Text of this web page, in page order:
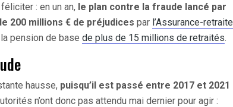
: en un an, le plan contre la fraude lancé par
200 millions € de préjudices par l’Assurance-retraite
pension de base de plus de 15 millions de retraités.
hausse, puisqu’il est passé entre 2017 et 2021
n’ont donc pas attendu mai dernier pour agir :